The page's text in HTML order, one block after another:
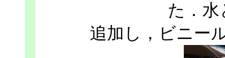
た．
追加し，ビニー